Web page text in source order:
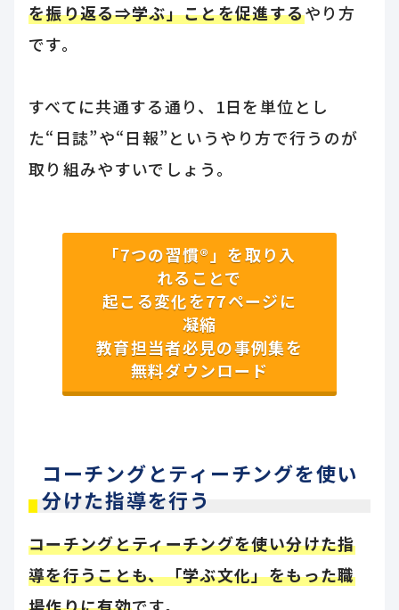
を振り返る⇒学ぶ」ことを促進するやり方
です。
すべてに共通する通り、1日を単位とし
た“日誌”や“日報”というやり方で行うのが
取り組みやすいでしょう。
「7つの習慣®」を取り入
れることで
起こる変化を77ページに
凝縮
教育担当者必見の事例集を
無料ダウンロード
コーチングとティーチングを使い
分けた指導を行う
コーチングとティーチングを使い分けた指
導を行うことも、「学ぶ文化」をもった職
場作りに有効です。